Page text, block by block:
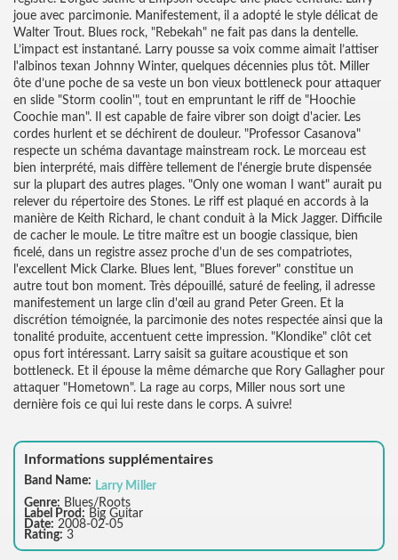
joue avec parcimonie. Manifestement, il a adopté le style délicat de
Walter Trout. Blues rock, "Rebekah" ne fait pas dans la dentelle.
L’impact est instantané. Larry pousse sa voix comme aimait l’attiser
l'albinos texan Johnny Winter, quelques décennies plus tôt. Miller
ôte d’une poche de sa veste un bon vieux bottleneck pour attaquer
en slide "Storm coolin'", tout en empruntant le riff de "Hoochie
Coochie man". Il est capable de faire vibrer son doigt d'acier. Les
cordes hurlent et se déchirent de douleur. "Professor Casanova"
respecte un schéma davantage mainstream rock. Le morceau est
bien interprété, mais diffère tellement de l'énergie brute dispensée
sur la plupart des autres plages. "Only one woman I want" aurait pu
relever du répertoire des Stones. Le riff est plaqué en accords à la
manière de Keith Richard, le chant conduit à la Mick Jagger. Difficile
de cacher le moule. Le titre maître est un boogie classique, bien
ficelé, dans un registre assez proche d'un de ses compatriotes,
l'excellent Mick Clarke. Blues lent, "Blues forever" constitue un
autre tout bon moment. Très dépouillé, saturé de feeling, il adresse
manifestement un large clin d'œil au grand Peter Green. Et la
discrétion témoignée, la parcimonie des notes respectée ainsi que la
tonalité produite, accentuent cette impression. "Klondike" clôt cet
opus fort intéressant. Larry saisit sa guitare acoustique et son
bottleneck. Et il épouse la même démarche que Rory Gallagher pour
attaquer "Hometown". La rage au corps, Miller nous sort une
dernière fois ce qui lui reste dans le corps. A suivre!
Informations supplémentaires
Band Name: Larry Miller
Genre: Blues/Roots
Label Prod: Big Guitar
Date: 2008-02-05
Rating: 3